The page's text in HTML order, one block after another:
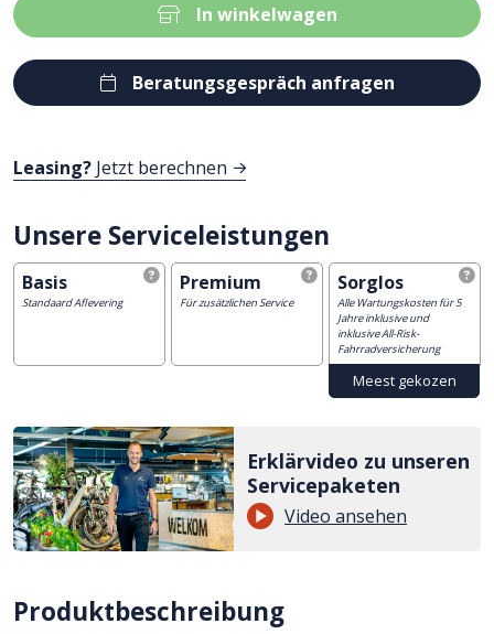
In winkelwagen
Beratungsgespräch anfragen
Leasing? Jetzt berechnen
Unsere Serviceleistungen
Basis
Standaard Aflevering
Premium
Für zusätzlichen Service
Sorglos
Alle Wartungskosten für 5
Jahre inklusive und
inklusive All-Risk-
Fahrradversicherung
Erklärvideo zu unseren
Servicepaketen
Video ansehen
Produktbeschreibung